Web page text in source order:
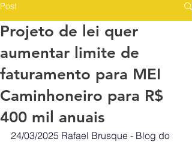
Post
Projeto de lei quer
aumentar limite de
faturamento para MEI
Caminhoneiro para R$
400 mil anuais
24/03/2025 Rafael Brusque - Blog do